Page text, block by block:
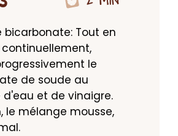
bicarbonate: Tout en
le
de soude au
et de vinaigre.
le mélange mousse,